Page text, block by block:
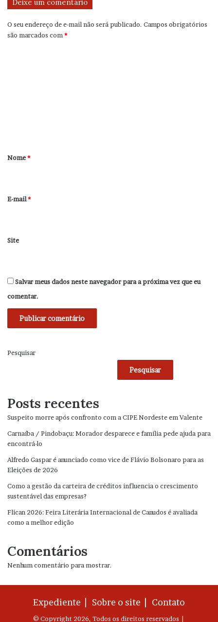
Deixe um comentário
O seu endereço de e-mail não será publicado. Campos obrigatórios
são marcados com*
r
*
Nome*
E-mail*
Site
Salvar meus dados neste navegador para a próxima vez que eu
comentar.
Pesquisar
Pesquisar
Posts recentes
Suspeito morre após confronto com a CIPE Nordeste em Valente
Carnaíba / Pindobaçu: Morador desparece e família pede ajuda para
encontrá-lo
Alfredo Gaspar é anunciado como vice de Flávio Bolsonaro para as
Eleições de 2026
Como a gestão da carteira de créditos influencia o crescimento
sustentável das empresas?
Flican 2026: Feira Literária Internacional de Canudos é avaliada
como a melhor edição
Comentários
Nenhum comentário para mostrar.
Expediente | Sobre o site | Contato
© Copyright 2026, Todos os direitos reservados |